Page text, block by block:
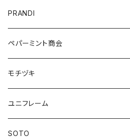
PRANDI
ペパーミント商会
モチヅキ
ユニフレーム
SOTO